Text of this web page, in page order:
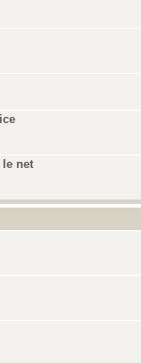
le net